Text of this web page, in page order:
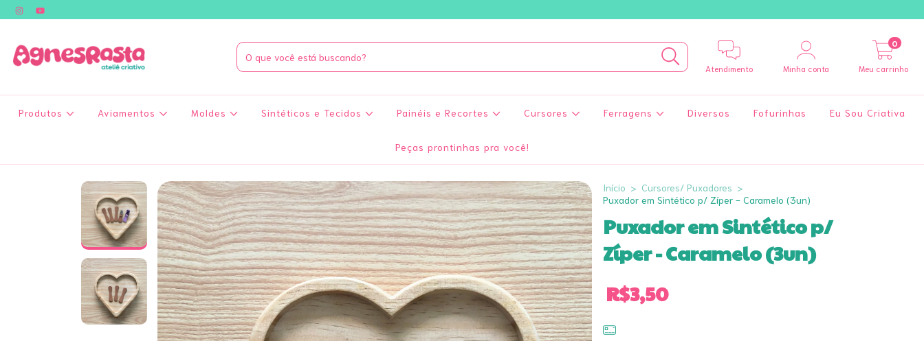
Atendimento Minha conta Meu carrinho
0
Produtos Aviamentos Moldes Sintéticos e Tecidos Painéis e Recortes Cursores Ferragens Diversos Fofurinhas Eu Sou Criativa
Peças prontinhas pra você!
Início > Cursores/ Puxadores >
Puxador em Sintético p/ Zíper - Caramelo (3un)
Puxador em Sintético p/
Zíper - Caramelo (3un)
R$3,50